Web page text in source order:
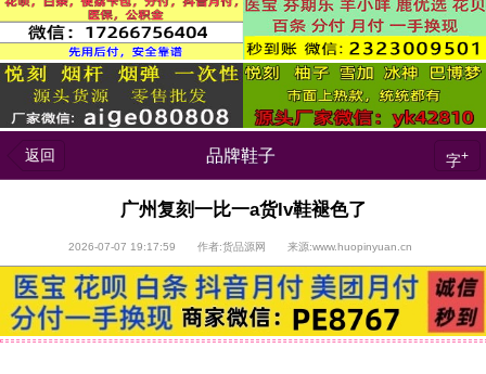
返回 品牌鞋子 字+
广州复刻一比一a货lv鞋褪色了
2026-07-07 19:17:59 作者:货品源网 来源:www.huopinyuan.cn